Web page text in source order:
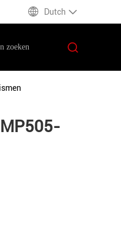
Dutch